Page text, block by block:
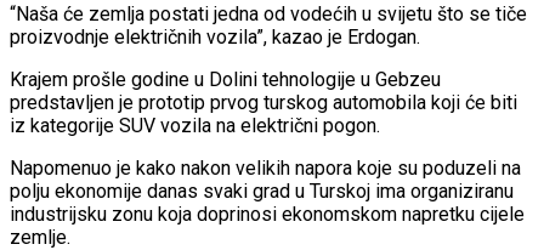
“Naša će zemlja postati jedna od vodećih u svijetu što se tiče
proizvodnje električnih vozila”, kazao je Erdogan.
Krajem prošle godine u Dolini tehnologije u Gebzeu
predstavljen je prototip prvog turskog automobila koji će biti
iz kategorije SUV vozila na električni pogon.
Napomenuo je kako nakon velikih napora koje su poduzeli na
polju ekonomije danas svaki grad u Turskoj ima organiziranu
industrijsku zonu koja doprinosi ekonomskom napretku cijele
zemlje.